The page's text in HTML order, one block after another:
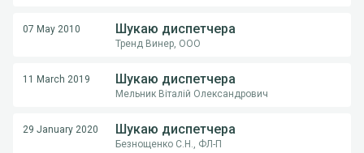
07 May 2010 Шукаю диспетчера
Тренд Винер, ООО
11 March 2019 Шукаю диспетчера
Мельник Віталій Олександрович
29 January 2020 Шукаю диспетчера
Безнощенко С.Н., ФЛ-П